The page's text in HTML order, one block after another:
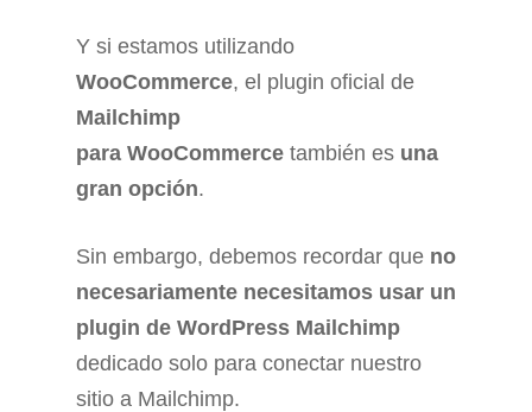
Y si estamos utilizando
WooCommerce, el plugin oficial de
Mailchimp
para WooCommerce también es una
gran opción.
Sin embargo, debemos recordar que no
necesariamente necesitamos usar un
plugin de WordPress Mailchimp
dedicado solo para conectar nuestro
sitio a Mailchimp.